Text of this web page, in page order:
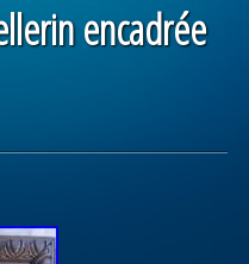
encadrée